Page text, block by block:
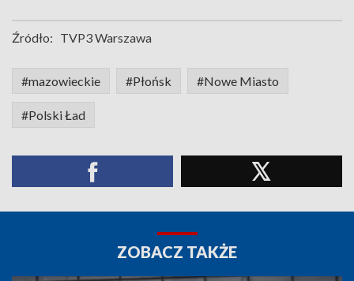
Źródło: TVP3 Warszawa
#mazowieckie #Płońsk #Nowe Miasto
#Polski Ład
ZOBACZ TAKŻE